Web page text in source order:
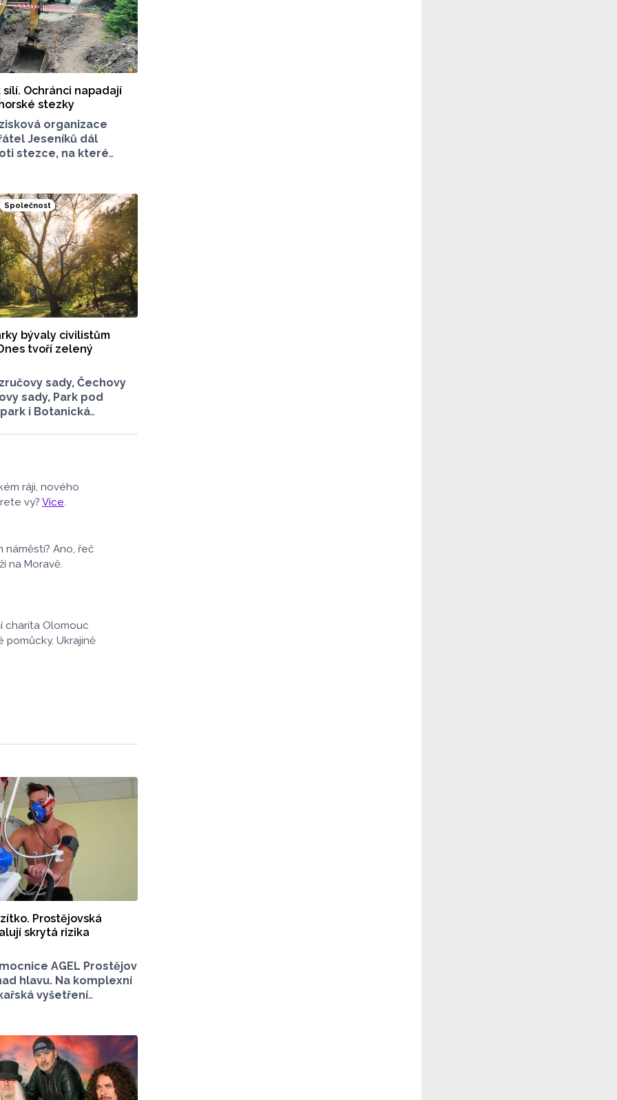
sílí. Ochránci napadají
stezky
organizace
Jeseníků dál
stezce, na které
které turisté hojně
chodníku
příroda jen
mezi vrcholy podle
Společnost
bývaly civilistům
tvoří zelený
sady, Čechovy
sady, Park pod
i Botanická
ráji, nového
vy? Více.
Ano, řeč
na Moravě.
charita Olomouc
pomůcky. Ukrajině
Prostějovská
skrytá rizika
AGEL Prostějov
hlavu. Na komplexní
vyšetření
veřejnost.
tisková mluvčí
Miloševská.
i sportovce
Zlínského nebo